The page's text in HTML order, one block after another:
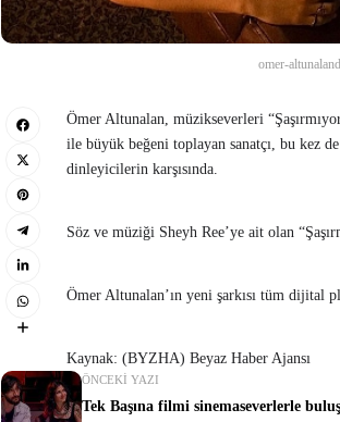
omer-
Ömer Altunalan, müzikseverleri
ile büyük beğeni toplayan sanatçı, bu kez
dinleyicilerin karşısında.
Söz ve müziği Sheyh Ree’ye ait olan
Ömer Altunalan’ın yeni şarkısı tüm dijital
Kaynak: (BYZHA) Beyaz Haber Ajansı
ÖNCEKI YAZI
Tek Başına filmi sinemaseverlerle